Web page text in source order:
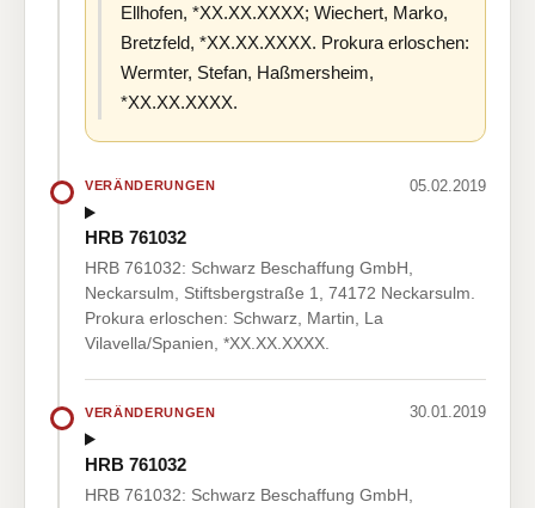
Ellhofen, *XX.XX.XXXX; Wiechert, Marko,
Bretzfeld, *XX.XX.XXXX. Prokura erloschen:
Wermter, Stefan, Haßmersheim,
*XX.XX.XXXX.
VERÄNDERUNGEN 05.02.2019
HRB 761032
HRB 761032: Schwarz Beschaffung GmbH,
Neckarsulm, Stiftsbergstraße 1, 74172 Neckarsulm.
Prokura erloschen: Schwarz, Martin, La
Vilavella/Spanien, *XX.XX.XXXX.
VERÄNDERUNGEN 30.01.2019
HRB 761032
HRB 761032: Schwarz Beschaffung GmbH,